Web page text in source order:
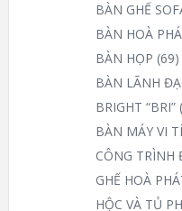
BÀN GHẾ
BÀN HOÀ
BÀN HỌP (69)
BÀN LÃNH
BRIGHT “BRI”
BÀN MÁY VI
CÔNG TRÌNH
GHẾ HOÀ
HỘC VÀ TỦ